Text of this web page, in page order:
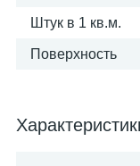
Штук в 1 кв.м.
Поверхность